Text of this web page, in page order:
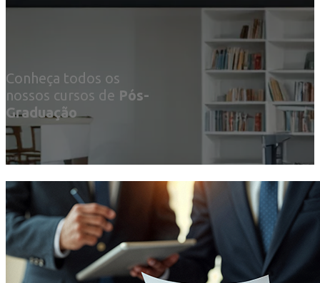
Conheça todos os
nossos cursos de Pós-
Graduação